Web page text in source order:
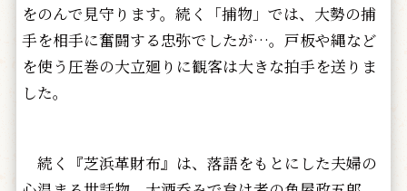
をのんで見守ります。続く「捕物」では、大勢の捕
手を相手に奮闘する忠弥でしたが…。戸板や縄など
を使う圧巻の大立廻りに観客は大きな拍手を送りま
した。
続く『芝浜革財布』は、落語をもとにした夫婦の